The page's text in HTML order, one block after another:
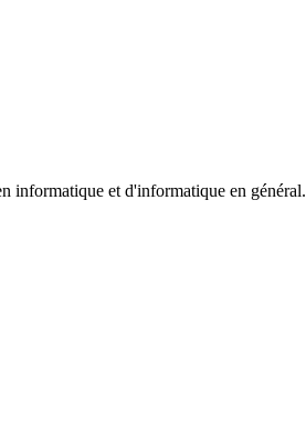
informatique et d'informatique en général.